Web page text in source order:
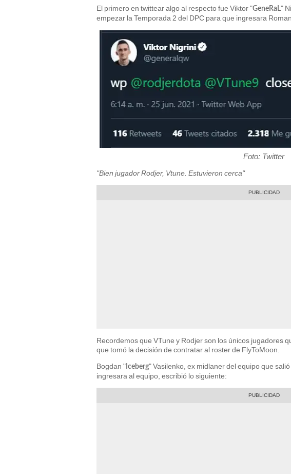
El primero en twittear algo al respecto fue Viktor "GeneRaL"
empezar la Temporada 2 del DPC para que ingresara
Foto: Twitter
"Bien jugador Rodjer, Vtune. Estuvieron cerca"
Recordemos que VTune y Rodjer son los únicos jugadores
que tomó la decisión de contratar al roster de FlyToMoon.
Bogdan " Iceberg" Vasilenko, ex midlaner del equipo que
ingresara al equipo, escribió lo siguiente: